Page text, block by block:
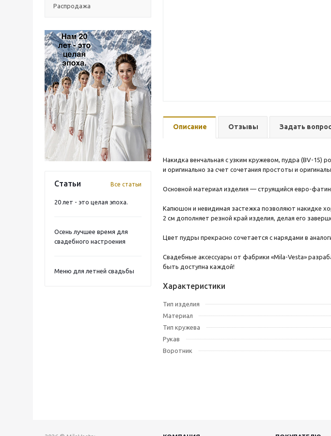
Распродажа
Статьи Все статьи
20 лет - это целая эпоха.
Осень лучшее время для
свадебного настроения
Меню для летней свадьбы
Описание Отзывы Задать вопрос
Накидка венчальная с узким кружевом, пудра (BV-15)
и оригинально за счет сочетания простоты и
Основной материал изделия — струящийся евро-
Капюшон и невидимая застежка позволяют накидке
2 см дополняет резной край изделия, делая его
Цвет пудры прекрасно сочетается с нарядами в
Свадебные аксессуары от фабрики «Mila-Vesta»
быть доступна каждой!
Характеристики
Тип изделия
Материал
Тип кружева
Рукав
Воротник